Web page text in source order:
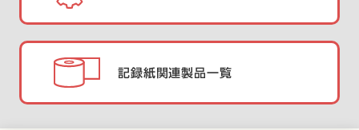
記録紙関連製品一覧